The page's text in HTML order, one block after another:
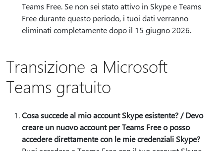
Teams Free. Se non sei stato attivo in Skype e Teams
Free durante questo periodo, i tuoi dati verranno
eliminati completamente dopo il 15 giugno 2026.
Transizione a Microsoft
Teams gratuito
Cosa succede al mio account Skype esistente? / Devo
creare un nuovo account per Teams Free o posso
accedere direttamente con le mie credenziali Skype?